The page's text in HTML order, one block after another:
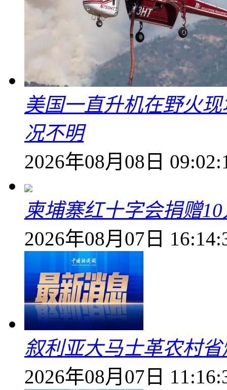
美国一直升机在野火
况不明
2026年08月08日
柬埔寨红十字会捐赠
2026年08月07日
叙利亚大马士革农村
2026年08月07日